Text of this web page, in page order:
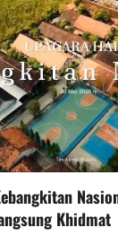
Khidmat